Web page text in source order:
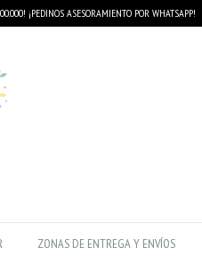
¡PEDINOS ASESORAMIENTO POR WHATSAPP!
ZONAS DE ENTREGA Y ENVÍOS